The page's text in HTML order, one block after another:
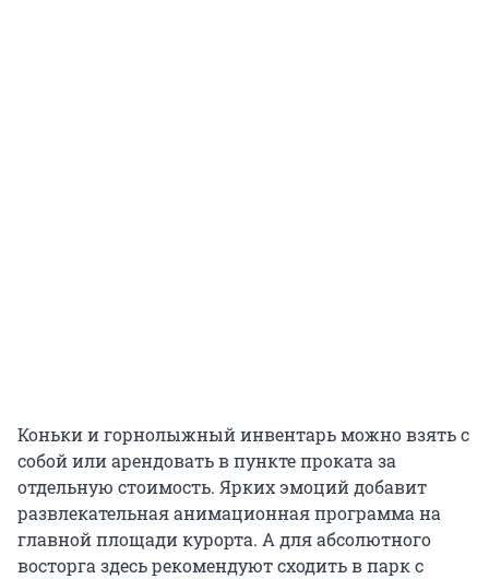
Коньки и горнолыжный инвентарь можно взять с
собой или арендовать в пункте проката за
отдельную стоимость. Ярких эмоций добавит
развлекательная анимационная программа на
главной площади курорта. А для абсолютного
восторга здесь рекомендуют сходить в парк с